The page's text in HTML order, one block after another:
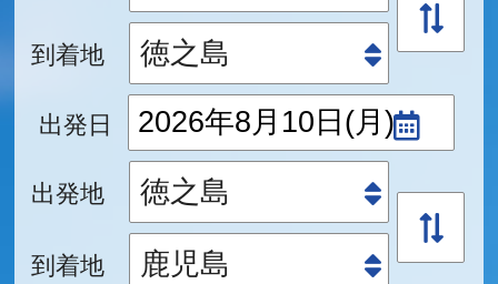
到着地
出発日
出発地
到着地